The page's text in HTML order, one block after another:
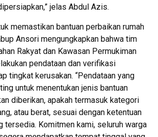
jelas Abdul Azis.
memastikan bantuan perbaikan rumah
Ansori mengungkapkan bahwa tim
Rakyat dan Kawasan Permukiman
pendataan dan verifikasi
tingkat kerusakan. “Pendataan yang
untuk menentukan jenis bantuan
diberikan, apakah termasuk kategori
atau berat, sesuai dengan ketentuan
tersedia. Komitmen kami, seluruh warga